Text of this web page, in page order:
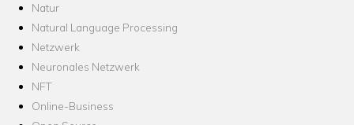
Natur
Natural Language Processing
Netzwerk
Neuronales Netzwerk
NFT
Online-Business